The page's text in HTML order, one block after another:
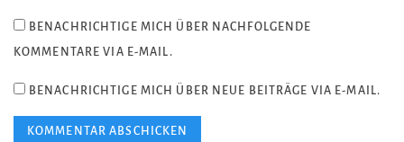
BENACHRICHTIGE MICH ÜBER NACHFOLGENDE
KOMMENTARE VIA E-MAIL.
BENACHRICHTIGE MICH ÜBER NEUE BEITRÄGE VIA E-MAIL.